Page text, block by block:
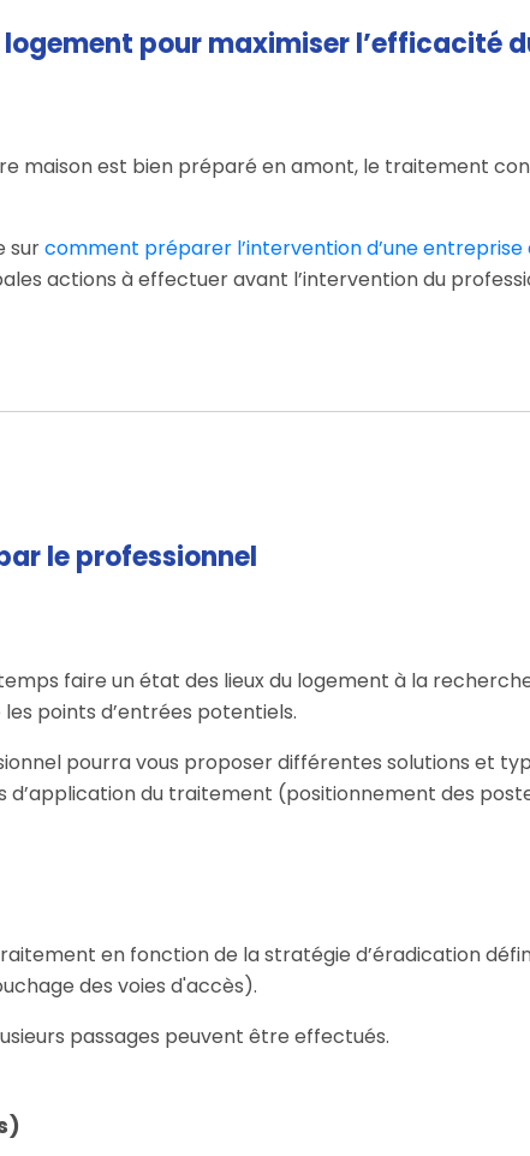
logement pour maximiser l’efficacité
maison est bien préparé en amont, le traitement
surcomment préparer l’intervention d’une entreprise
actions à effectuer avant l’intervention du
le professionnel
faire un état des lieux du logement à la
points d’entrées potentiels.
pourra vous proposer différentes solutions et
d’application du traitement (positionnement des
en fonction de la stratégie d’éradication
des voies d'accès).
passages peuvent être effectués.